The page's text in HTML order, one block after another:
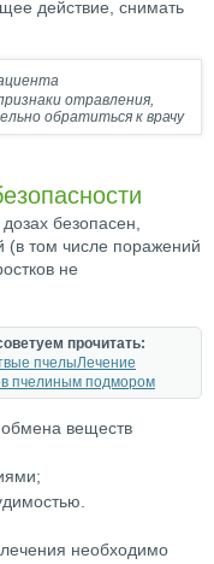
действие, снимать
отравления,
обратиться к врачу
безопасен,
(в том числе поражений
не
прочитать:
Лечение
пчелиным подмором
веществ
необходимо